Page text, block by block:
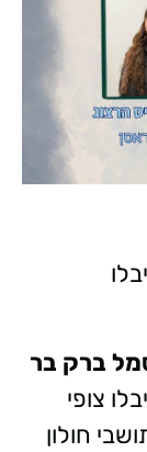
ברק בר
צופי
חולון